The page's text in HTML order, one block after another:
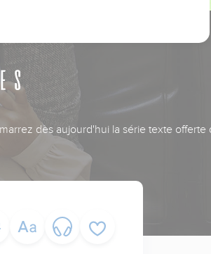
dès aujourd'hui la série texte offerte